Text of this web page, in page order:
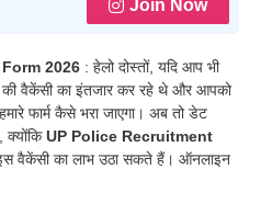
Join Now
2026 : हेलो दोस्तों, यदि आप भी
की वैकेंसी का इंतजार कर रहे थे और आपको
फार्म कैसे भरा जाएगा। अब तो डेट
क्योंकिUP Police Recruitment
वैकेंसी का लाभ उठा सकते हैं। ऑनलाइन